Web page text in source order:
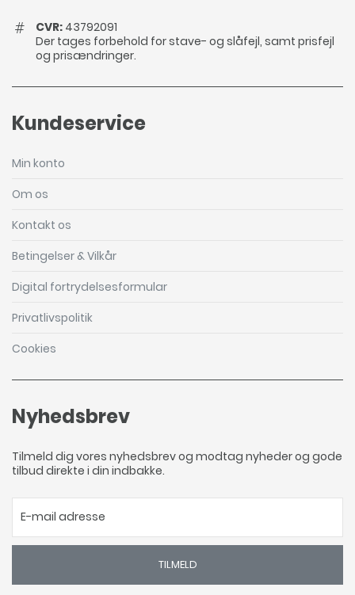
CVR: 43792091
Der tages forbehold for stave- og slåfejl, samt prisfejl
og prisændringer.
Kundeservice
Min konto
Om os
Kontakt os
Betingelser & Vilkår
Digital fortrydelsesformular
Privatlivspolitik
Cookies
Nyhedsbrev
Tilmeld dig vores nyhedsbrev og modtag nyheder og gode
tilbud direkte i din indbakke.
TILMELD